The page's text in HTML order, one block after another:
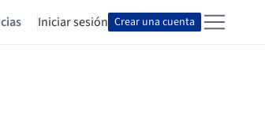
Iniciar sesión Crear una cuenta